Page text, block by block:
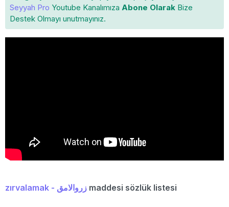
Seyyah Pro Youtube Kanalımıza Abone Olarak Bize
Destek Olmayı unutmayınız.
zırvalamak - زروالامق maddesi sözlük listesi